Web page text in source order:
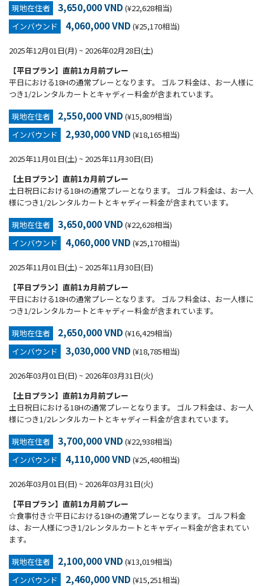
現地在住者
3,650,000 VND (¥22,628相当)
インバウンド
4,060,000 VND (¥25,170相当)
2025年12月01日(月) ~ 2026年02月28日(土)
【平日プラン】直前1カ月前プレー
平日における18Hの通常プレーとなります。 ゴルフ料金は、お一人様に
つき1/2レンタルカートとキャディー料金が含まれています。
現地在住者
2,550,000 VND (¥15,809相当)
インバウンド
2,930,000 VND (¥18,165相当)
2025年11月01日(土) ~ 2025年11月30日(日)
【土日プラン】直前1カ月前プレー
土日祝日における18Hの通常プレーとなります。 ゴルフ料金は、お一人
様につき1/2レンタルカートとキャディー料金が含まれています。
現地在住者
3,650,000 VND (¥22,628相当)
インバウンド
4,060,000 VND (¥25,170相当)
2025年11月01日(土) ~ 2025年11月30日(日)
【平日プラン】直前1カ月前プレー
平日における18Hの通常プレーとなります。 ゴルフ料金は、お一人様に
つき1/2レンタルカートとキャディー料金が含まれています。
現地在住者
2,650,000 VND (¥16,429相当)
インバウンド
3,030,000 VND (¥18,785相当)
2026年03月01日(日) ~ 2026年03月31日(火)
【土日プラン】直前1カ月前プレー
土日祝日における18Hの通常プレーとなります。 ゴルフ料金は、お一人
様につき1/2レンタルカートとキャディー料金が含まれています。
現地在住者
3,700,000 VND (¥22,938相当)
インバウンド
4,110,000 VND (¥25,480相当)
2026年03月01日(日) ~ 2026年03月31日(火)
【平日プラン】直前1カ月前プレー
☆食事付き☆平日における18Hの通常プレーとなります。 ゴルフ料金
は、お一人様につき1/2レンタルカートとキャディー料金が含まれてい
ます。
現地在住者
2,100,000 VND (¥13,019相当)
インバウンド
2,460,000 VND (¥15,251相当)